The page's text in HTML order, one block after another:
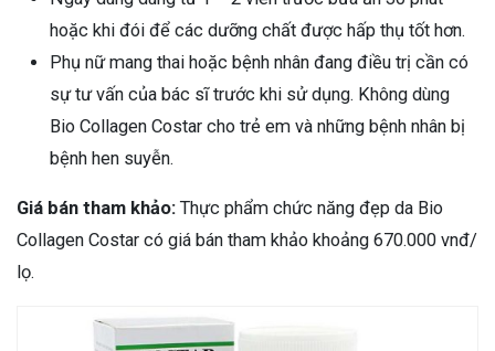
hoặc khi đói để các dưỡng chất được hấp thụ tốt hơn.
Phụ nữ mang thai hoặc bệnh nhân đang điều trị cần có
sự tư vấn của bác sĩ trước khi sử dụng. Không dùng
Bio Collagen Costar cho trẻ em và những bệnh nhân bị
bệnh hen suyễn.
Giá bán tham khảo: Thực phẩm chức năng đẹp da Bio
Collagen Costar có giá bán tham khảo khoảng 670.000 vnđ/
lọ.